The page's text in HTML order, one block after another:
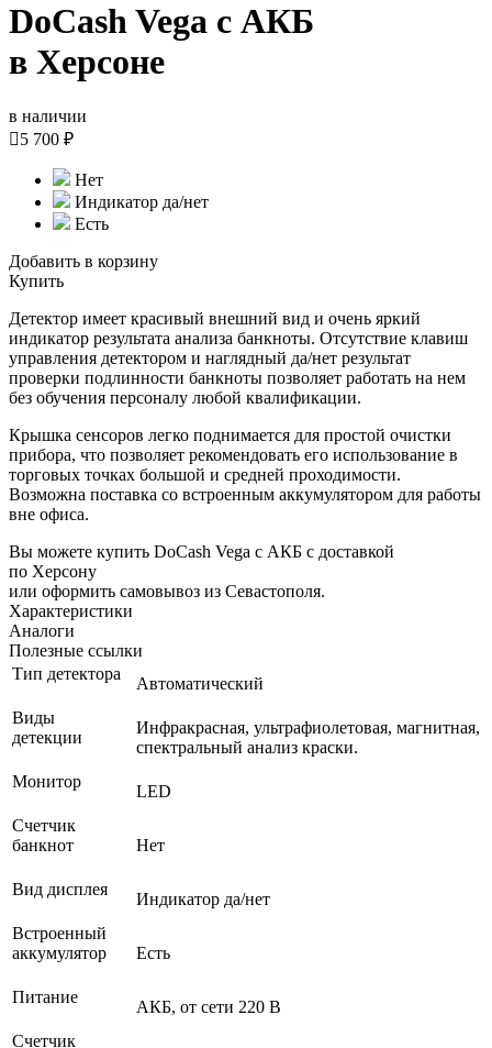
DoCash Vega с АКБ
в Херсоне
в наличии
5 700 ₽
Нет
Индикатор да/нет
Есть
Добавить в корзину
Купить
Детектор имеет красивый внешний вид и очень яркий
индикатор результата анализа банкноты. Отсутствие клавиш
управления детектором и наглядный да/нет результат
проверки подлинности банкноты позволяет работать на нем
без обучения персоналу любой квалификации.
Крышка сенсоров легко поднимается для простой очистки
прибора, что позволяет рекомендовать его использование в
торговых точках большой и средней проходимости.
Возможна поставка со встроенным аккумулятором для работы
вне офиса.
Вы можете купить DoCash Vega с АКБ с доставкой
по Херсону
или оформить самовывоз из Севастополя.
Характеристики
Аналоги
Полезные ссылки
Тип детектора
Автоматический
Виды
детекции
Инфракрасная, ультрафиолетовая, магнитная,
спектральный анализ краски.
Монитор
LED
Счетчик
банкнот
Нет
Вид дисплея
Индикатор да/нет
Встроенный
аккумулятор
Есть
Питание
АКБ, от сети 220 В
Счетчик